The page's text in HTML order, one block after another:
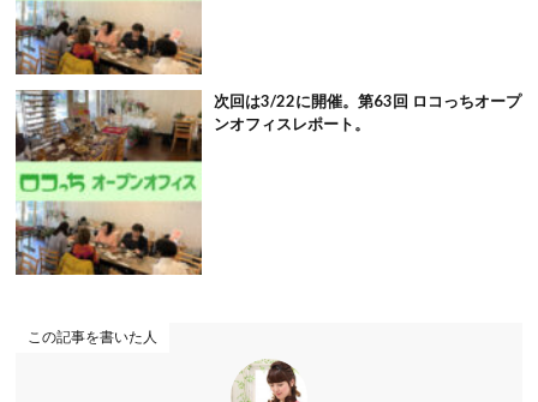
次回は3/22に開催。第63回 ロコっちオープ
ンオフィスレポート。
この記事を書いた人